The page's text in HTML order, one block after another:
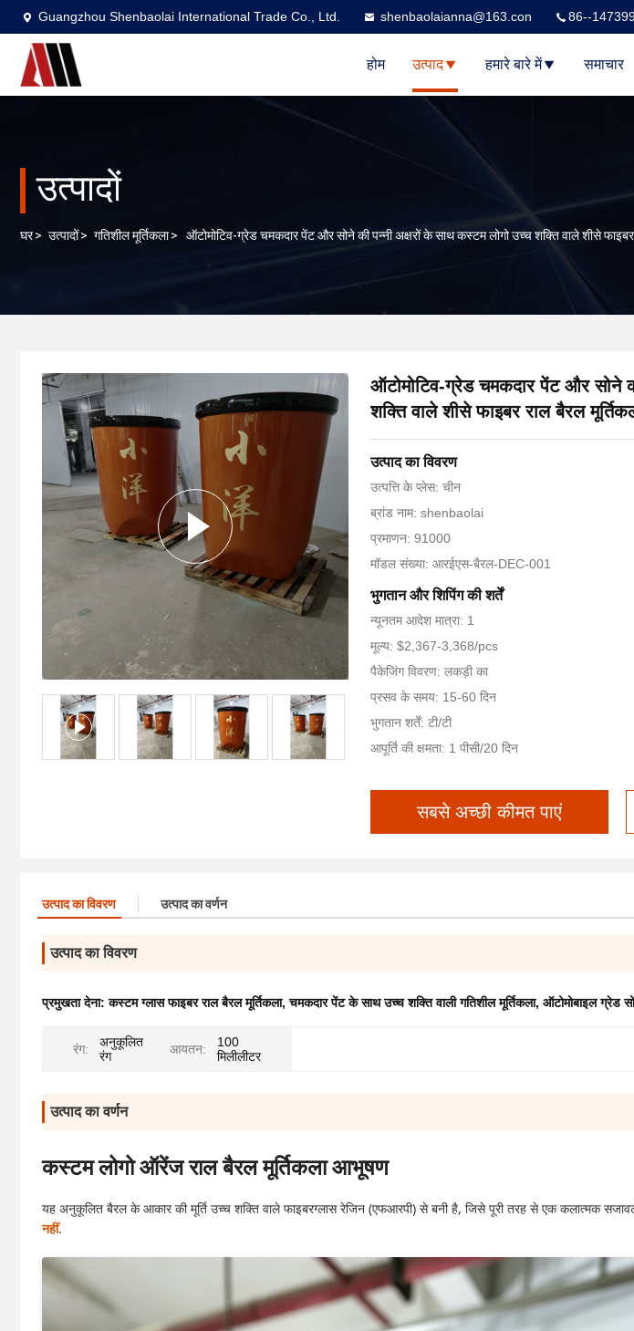
Guangzhou Shenbaolai International Trade Co., Ltd. shenbaolaianna@163.con 86--
होम उत्पाद हमारे बारे में समाचार
उत्पादों
घर> उत्पादों> गतिशील मूर्तिकला> ऑटोमोटिव-ग्रेड चमकदार पेंट और सोने की पन्नी अक्षरों के साथ कस्टम लोगो उच्च शक्ति वाले शीसे फाइबर
ऑटोमोटिव-ग्रेड चमकदार पेंट और सोने
शक्ति वाले शीसे फाइबर राल बैरल
उत्पाद का विवरण
उत्पत्ति के प्लेस: चीन
ब्रांड नाम: shenbaolai
प्रमाणन: 91000
मॉडल संख्या: आरईएस-बैरल-DEC-001
भुगतान और शिपिंग की शर्तें
न्यूनतम आदेश मात्रा: 1
मूल्य: $2,367-3,368/pcs
पैकेजिंग विवरण: लकड़ी का
प्रसव के समय: 15-60 दिन
भुगतान शर्तें: टी/टी
आपूर्ति की क्षमता: 1 पीसी/20 दिन
सबसे अच्छी कीमत पाएं
उत्पाद का विवरण उत्पाद का वर्णन
उत्पाद का विवरण
प्रमुखता देना:कस्टम ग्लास फाइबर राल बैरल मूर्तिकला,चमकदार पेंट के साथ उच्च शक्ति वाली गतिशील मूर्तिकला, ऑटोमोबाइल ग्रेड
रंग:
अनुकूलित
रंग
आयतन:
100
मिलीलीटर
उत्पाद का वर्णन
कस्टम लोगो ऑरेंज राल बैरल मूर्तिकला आभूषण
यह अनुकूलित बैरल के आकार की मूर्ति उच्च शक्ति वाले फाइबरग्लास रेजिन (एफआरपी) से बनी है, जिसे पूरी तरह से एक कलात्मक
नहीं.